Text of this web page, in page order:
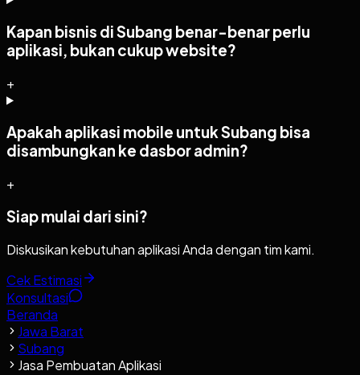
Kapan bisnis di Subang benar-benar perlu
aplikasi, bukan cukup website?
+
Apakah aplikasi mobile untuk Subang bisa
disambungkan ke dasbor admin?
+
Siap mulai dari sini?
Diskusikan kebutuhan aplikasi Anda dengan tim kami.
Cek Estimasi
Konsultasi
Beranda
Jawa Barat
Subang
Jasa Pembuatan Aplikasi